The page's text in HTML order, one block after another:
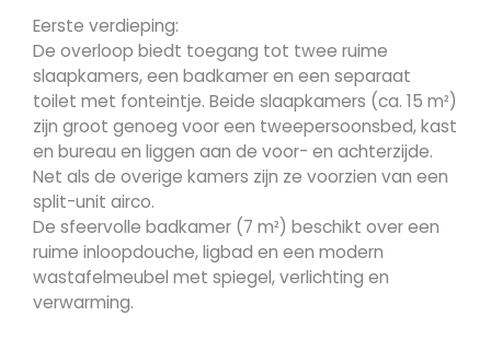
Eerste verdieping:
De overloop biedt toegang tot twee ruime
slaapkamers, een badkamer en een separaat
toilet met fonteintje. Beide slaapkamers (ca. 15 m²)
zijn groot genoeg voor een tweepersoonsbed, kast
en bureau en liggen aan de voor- en achterzijde.
Net als de overige kamers zijn ze voorzien van een
split-unit airco.
De sfeervolle badkamer (7 m²) beschikt over een
ruime inloopdouche, ligbad en een modern
wastafelmeubel met spiegel, verlichting en
verwarming.